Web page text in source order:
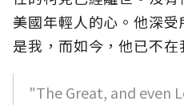
美國年輕人的心。他深
是我，而如今，他已不在
"The Great, and even